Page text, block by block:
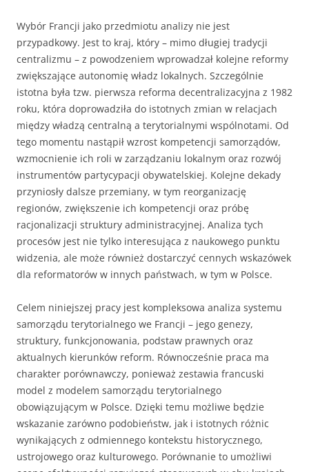
Wybór Francji jako przedmiotu analizy nie jest
przypadkowy. Jest to kraj, który – mimo długiej tradycji
centralizmu – z powodzeniem wprowadzał kolejne reformy
zwiększające autonomię władz lokalnych. Szczególnie
istotna była tzw. pierwsza reforma decentralizacyjna z 1982
roku, która doprowadziła do istotnych zmian w relacjach
między władzą centralną a terytorialnymi wspólnotami. Od
tego momentu nastąpił wzrost kompetencji samorządów,
wzmocnienie ich roli w zarządzaniu lokalnym oraz rozwój
instrumentów partycypacji obywatelskiej. Kolejne dekady
przyniosły dalsze przemiany, w tym reorganizację
regionów, zwiększenie ich kompetencji oraz próbę
racjonalizacji struktury administracyjnej. Analiza tych
procesów jest nie tylko interesująca z naukowego punktu
widzenia, ale może również dostarczyć cennych wskazówek
dla reformatorów w innych państwach, w tym w Polsce.
Celem niniejszej pracy jest kompleksowa analiza systemu
samorządu terytorialnego we Francji – jego genezy,
struktury, funkcjonowania, podstaw prawnych oraz
aktualnych kierunków reform. Równocześnie praca ma
charakter porównawczy, ponieważ zestawia francuski
model z modelem samorządu terytorialnego
obowiązującym w Polsce. Dzięki temu możliwe będzie
wskazanie zarówno podobieństw, jak i istotnych różnic
wynikających z odmiennego kontekstu historycznego,
ustrojowego oraz kulturowego. Porównanie to umożliwi